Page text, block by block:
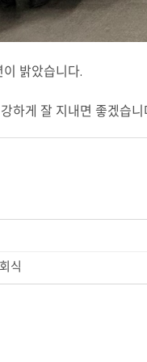
밝았습니다.
하게 잘 지내면 좋겠습니
식